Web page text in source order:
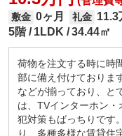
敷金 0ヶ月 礼金 11.3
5階
1LDK 34.44㎡
荷物を注文する時に時
部に備え付けておりま
などが揃っており、と
は、TVインターホン
犯対策もばっちりです
り、多種多様な賃貸住